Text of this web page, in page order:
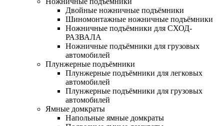
Двойные ножничные подъёмники
Шиномонтажные ножничные подъёмники
Ножничные подъёмники для СХОД-
РАЗВАЛА
Ножничные подъёмники для грузовых
автомобилей
Плунжерные подъёмники
Плунжерные подъёмники для легковых
автомобилей
Плунжерные подъёмники для грузовых
автомобилей
Ямные домкраты
Напольные ямные домкраты